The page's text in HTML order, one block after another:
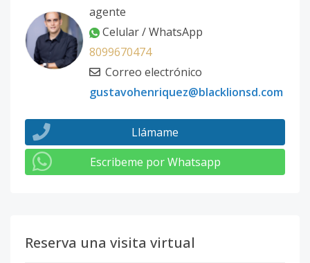
agente
Celular / WhatsApp
8099670474
Correo electrónico
gustavohenriquez@blacklionsd.com
Llámame
Escribeme por Whatsapp
Reserva una visita virtual